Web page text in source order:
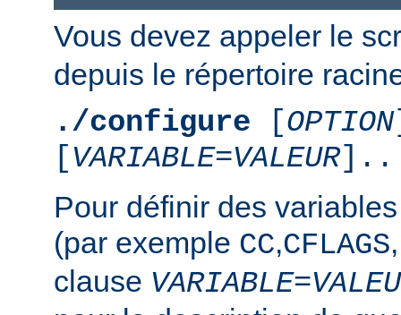
Vous devez appeler le
depuis le répertoire
./configure [OPTION
[VARIABLE=VALEUR
Pour définir des
(par exemple CC,CFLAGS
clause VARIABLE=